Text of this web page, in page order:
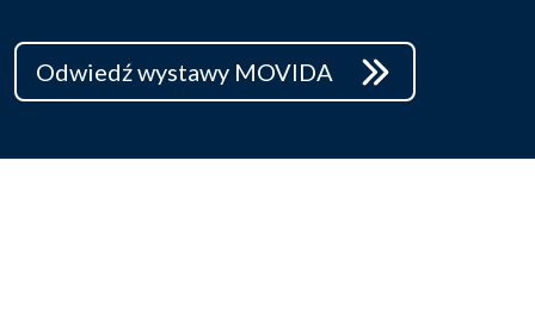
Odwiedź wystawy MOVIDA